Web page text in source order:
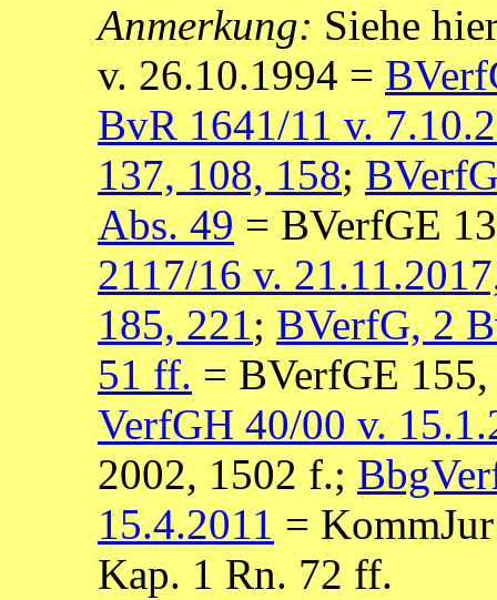
Anmerkung: Siehe
v. 26.10.1994 =
BvR 1641/11 v.
137, 108, 158;
Abs. 49 = BVerfGE
2117/16 v.
185, 221; BVerfG, 2
51 ff. = BVerfGE
VerfGH 40/00 v.
2002, 1502 f.;
15.4.2011 =
Kap. 1 Rn. 72 ff.